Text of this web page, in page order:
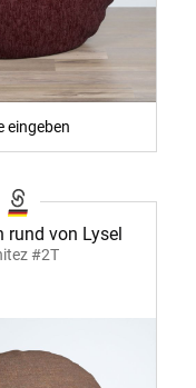
eingeben
rund von Lysel
#2T